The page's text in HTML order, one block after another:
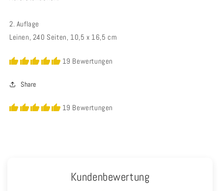
2. Auflage
Leinen, 240 Seiten, 10,5 x 16,5 cm
19 Bewertungen
Share
19 Bewertungen
Kundenbewertung